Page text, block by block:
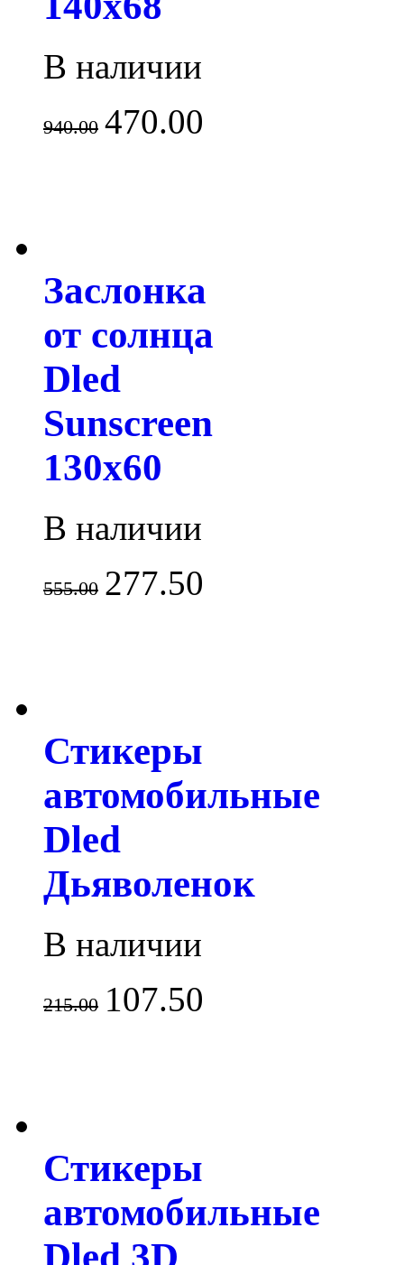
В наличии
940.00 470.00
Заслонка
от солнца
Dled
Sunscreen
130x60
В наличии
555.00 277.50
Стикеры
автомобильные
Dled
Дьяволенок
В наличии
215.00 107.50
Стикеры
автомобильные